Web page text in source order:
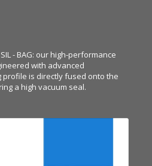
- BAG: our high-performance
with advanced
profile is directly fused onto the
a high vacuum seal.